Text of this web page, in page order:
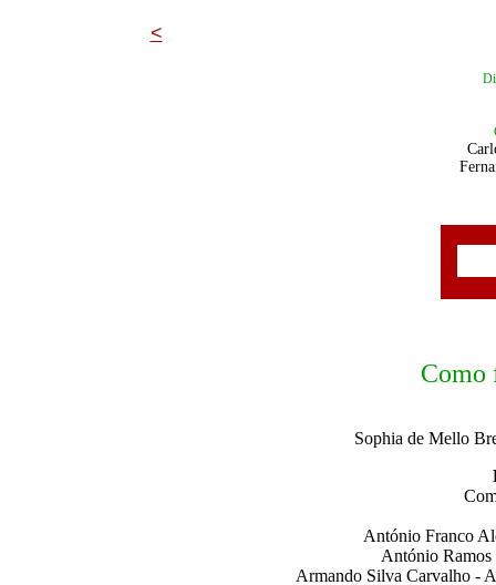
<
Como
Sophia de Mello
António Franco
António Ramos
Armando Silva Carvalho -